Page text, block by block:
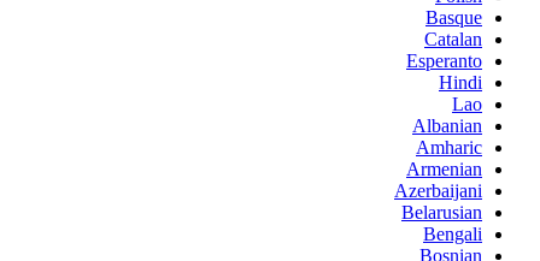
Basque
Catalan
Esperanto
Hindi
Lao
Albanian
Amharic
Armenian
Azerbaijani
Belarusian
Bengali
Bosnian